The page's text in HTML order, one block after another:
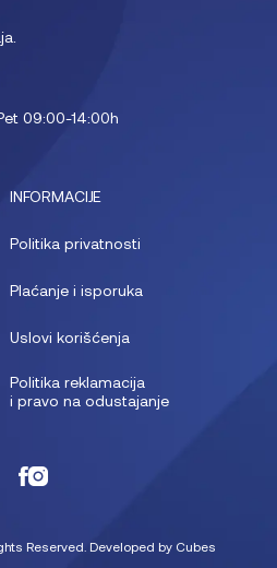
09:00-14:00h
INFORMACIJE
Politika privatnosti
Plaćanje i isporuka
Uslovi korišćenja
Politika reklamacija
i pravo na odustajanje
Reserved. Developed by Cubes